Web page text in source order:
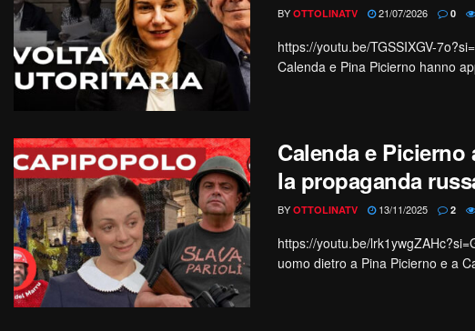
BY OTTOLINATV 21/07/2026 0
https://youtu.be/TGSSIXGV-
Calenda e Pina Picierno hanno
Calenda e
la propaganda
BY OTTOLINATV 13/11/2025 2
https://youtu.be/
uomo dietro a Pina Picierno e a